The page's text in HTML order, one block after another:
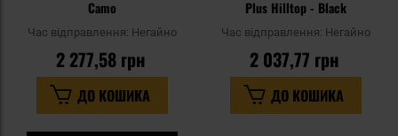
Camo
Час відправлення: Негайно
2 277,58 грн
ДО КОШИКА
Plus Hilltop - Black
Час відправлення: Негайно
2 037,77 грн
ДО КОШИКА